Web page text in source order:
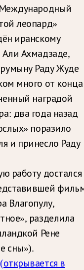
леопард»
иранскому
Али Ахмадзаде,
Раду Жуде
много от конца
наградой
два года назад
поразило
и принесло Раду
работу достался
Влагопулу,
разделила
Рене
сны»).
(открывается в